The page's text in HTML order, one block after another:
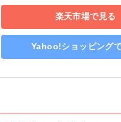
楽天市場で見る
Yahoo!ショッピング